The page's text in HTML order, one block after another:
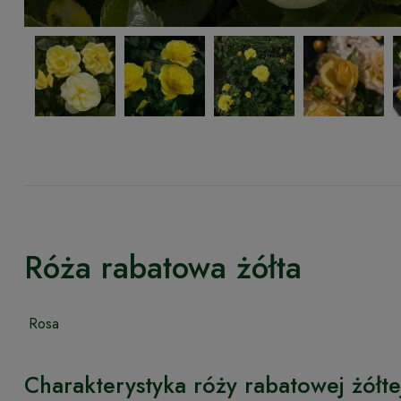
Róża rabatowa żółta
Rosa
Charakterystyka róży rabatowej